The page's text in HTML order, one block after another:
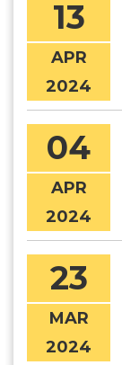
13
APR
2024
04
APR
2024
23
MAR
2024